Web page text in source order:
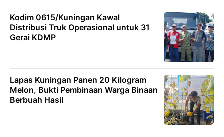
Kodim 0615/Kuningan Kawal
Distribusi Truk Operasional untuk 31
Gerai KDMP
Lapas Kuningan Panen 20 Kilogram
Melon, Bukti Pembinaan Warga Binaan
Berbuah Hasil